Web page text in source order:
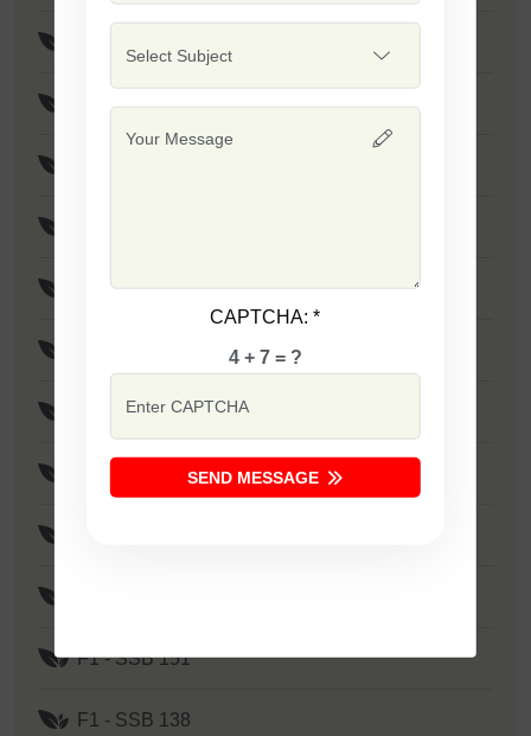
F1 - SSB 701
F1 - Laxmi
F1 - Dabang
F1 - SSB 151
F1 - SSB 138
CAPTCHA:*
4 + 7 = ?
SEND MESSAGE